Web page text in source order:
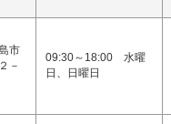
市
－
09:30～18:00 水曜
日、日曜日